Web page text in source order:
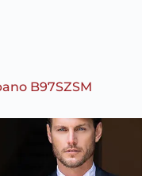
B97SZSM